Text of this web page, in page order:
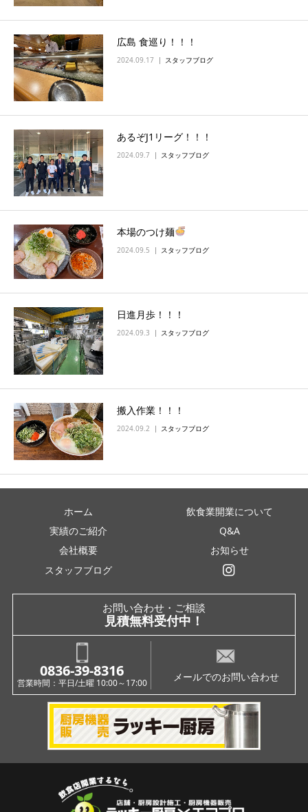
広島 食巡り！！！
2024.09.17 スタッフブログ
あるぞJ1リーグ！！！
2024.09.7 スタッフブログ
本場のつけ麺
2024.09.5 スタッフブログ
日進月歩！！！
2024.09.3 スタッフブログ
搬入作業！！！
2024.09.2 スタッフブログ
ホーム
飲食業開業について
実績のご紹介
Q&A
会社概要
お知らせ
スタッフブログ
お問い合わせ・ご相談
見積無料受付中！
0836-39-8316
営業時間：平日/土曜 10:00～17:00 メールでのお問い合わせ